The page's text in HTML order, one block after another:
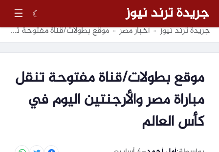
جريدة ترند نيوز ☾
☰
جريدة ترند نيوز » أخبار مصر » موقع بطولات/قناة مفتوحة تنقل مباراة مصر والأرجنتين اليوم في كأس العالم
موقع بطولات/قناة مفتوحة تنقل
مباراة مصر والأرجنتين اليوم في
كأس العالم